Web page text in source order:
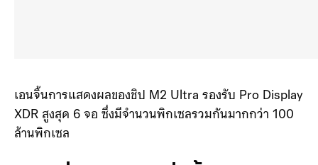
เอนจิ้นการแสดงผลของชิป M2 Ultra รองรับ Pro Display
XDR สูงสุด 6 จอ ซึ่งมีจำนวนพิกเซลรวมกันมากกว่า 100
ล้านพิกเซล